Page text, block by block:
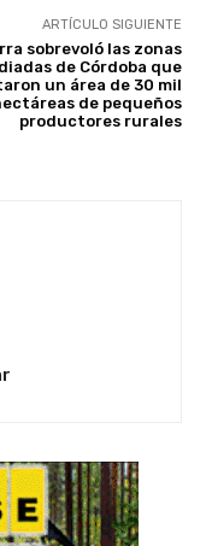
ARTÍCULO SIGUIENTE
sobrevoló las zonas
de Córdoba que
un área de 30 mil
de pequeños
productores rurales